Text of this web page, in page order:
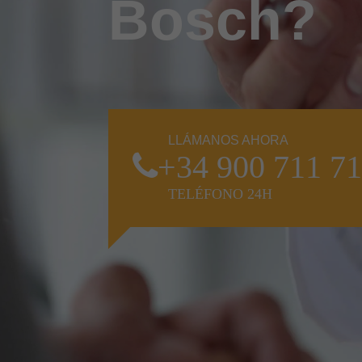
Bosch?
LLÁMANOS AHORA
+34 900 711
TELÉFONO 24H